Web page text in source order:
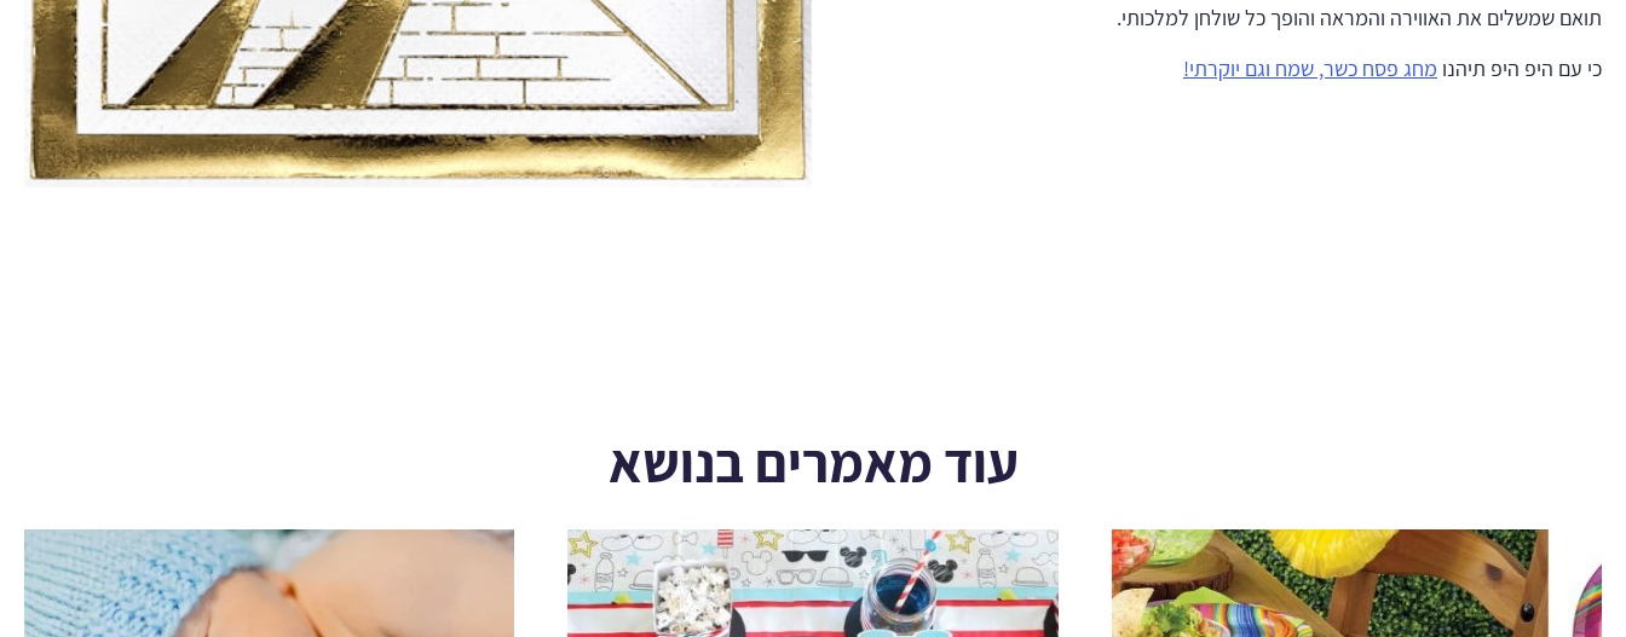
תואם שמשלים את האווירה והמראה והופך כל שולחן למלכותי.
כי עם היפ היפ תיהנו מחג פסח כשר, שמח וגם יוקרתי!
עוד מאמרים בנושא